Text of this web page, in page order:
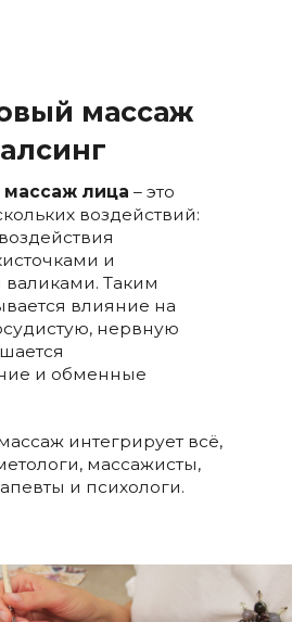
массаж
массаж лица – это
воздействий:
и
Таким
влияние на
нервную
и обменные
интегрирует всё,
массажисты,
и психологи.